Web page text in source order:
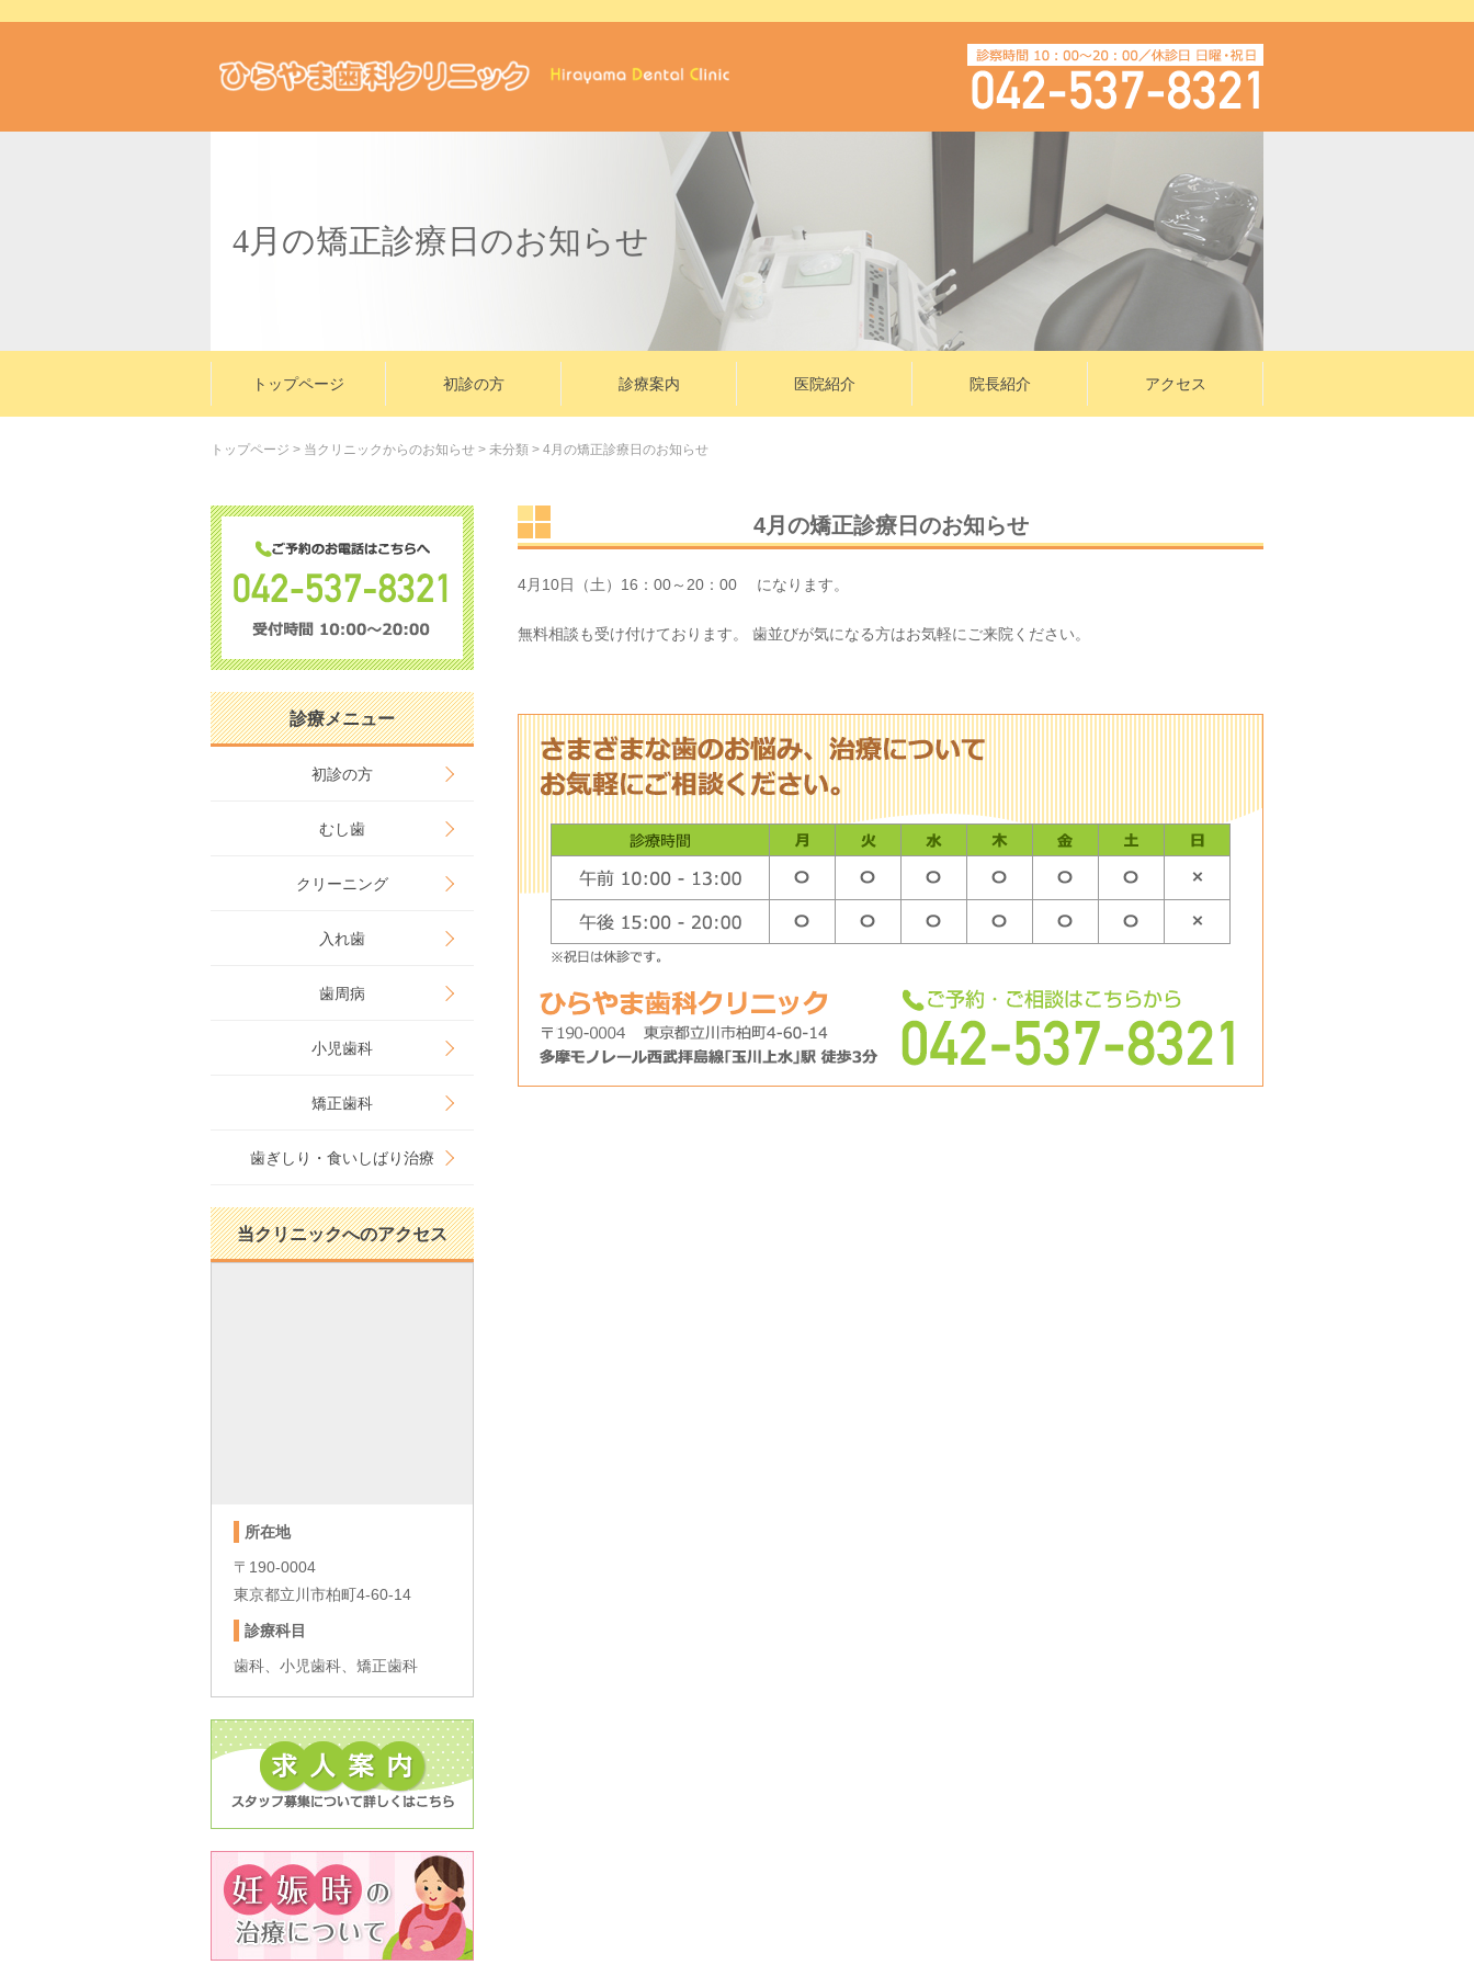
4月の矯正診療日のお知らせ
トップページ 初診の方 診療案内 医院紹介 院長紹介 アクセス
トップページ > 当クリニックからのお知らせ > 未分類 > 4月の矯正診療日のお知らせ
4月の矯正診療日のお知らせ
4月10日（土）16：00～20：00 になります。
無料相談も受け付けております。 歯並びが気になる方はお気軽にご来院ください。
診療メニュー
初診の方
むし歯
クリーニング
入れ歯
歯周病
小児歯科
矯正歯科
歯ぎしり・食いしばり治療
当クリニックへのアクセス
所在地
〒190-0004
東京都立川市柏町4-60-14
診療科目
歯科、小児歯科、矯正歯科